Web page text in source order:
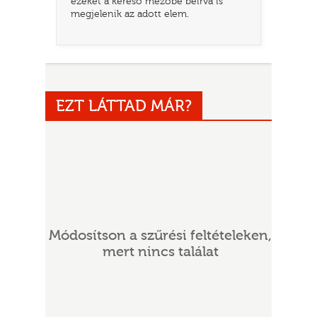
megjelenik az adott elem.
EZT LÁTTAD MÁR?
Módosítson a szűrési feltételeken,
mert nincs találat